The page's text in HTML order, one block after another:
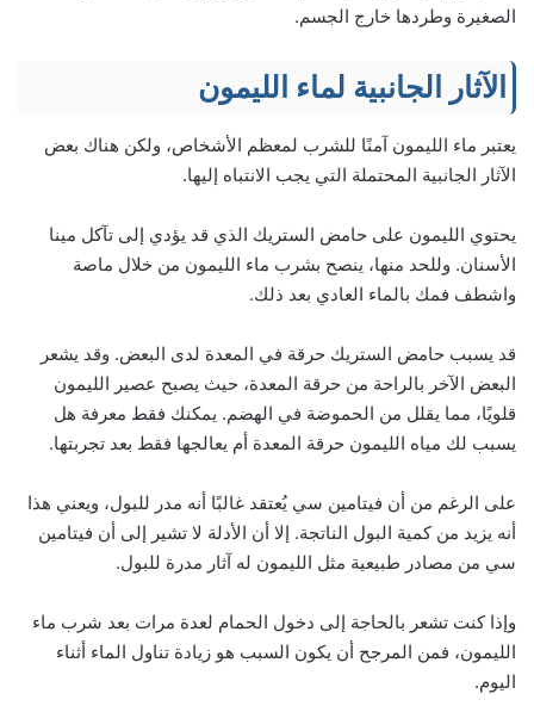
الصغيرة وطردها خارج الجسم.
الآثار الجانبية لماء الليمون
يعتبر ماء الليمون آمنًا للشرب لمعظم الأشخاص، ولكن هناك بعض
الآثار الجانبية المحتملة التي يجب الانتباه إليها.
يحتوي الليمون على حامض الستريك الذي قد يؤدي إلى تآكل مينا
الأسنان. وللحد منها، ينصح بشرب ماء الليمون من خلال ماصة
واشطف فمك بالماء العادي بعد ذلك.
قد يسبب حامض الستريك حرقة في المعدة لدى البعض. وقد يشعر
البعض الآخر بالراحة من حرقة المعدة، حيث يصبح عصير الليمون
قلويًا، مما يقلل من الحموضة في الهضم. يمكنك فقط معرفة هل
يسبب لك مياه الليمون حرقة المعدة أم يعالجها فقط بعد تجربتها.
على الرغم من أن فيتامين سي يُعتقد غالبًا أنه مدر للبول، ويعني هذا
أنه يزيد من كمية البول الناتجة. إلا أن الأدلة لا تشير إلى أن فيتامين
سي من مصادر طبيعية مثل الليمون له آثار مدرة للبول.
وإذا كنت تشعر بالحاجة إلى دخول الحمام لعدة مرات بعد شرب ماء
الليمون، فمن المرجح أن يكون السبب هو زيادة تناول الماء أثناء
اليوم.